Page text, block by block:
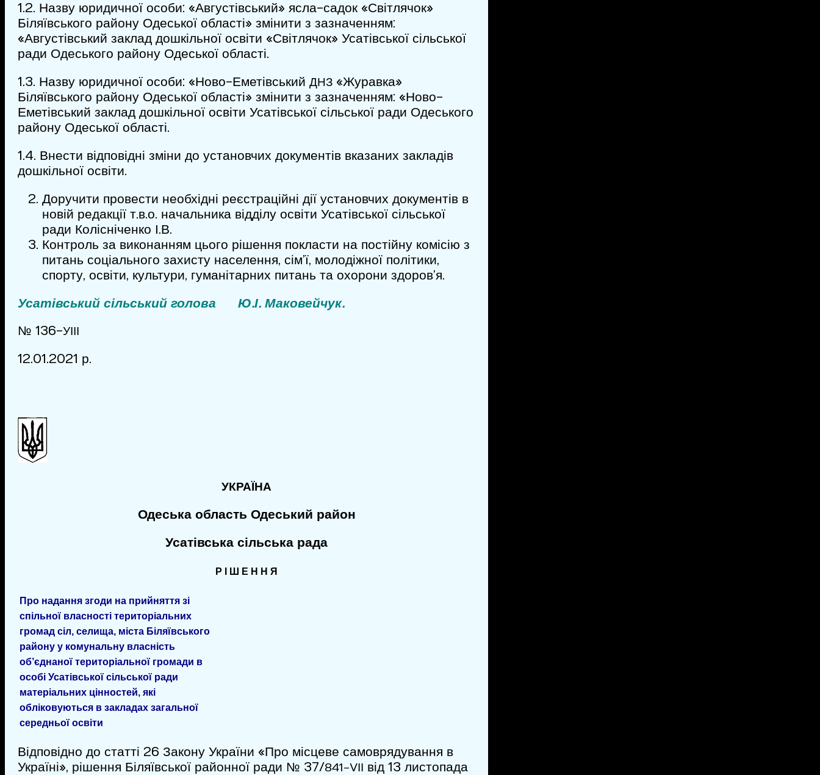
1.2. Назву юридичної особи: «Августівський» ясла-садок «Світлячок»
Біляївського району Одеської області» змінити з зазначенням:
«Августівський заклад дошкільної освіти «Світлячок» Усатівської сільської
ради Одеського району Одеської області.
1.3. Назву юридичної особи: «Ново-Еметівський ДНЗ«Журавка»
Біляївського району Одеської області» змінити з зазначенням: «Ново-
Еметівський заклад дошкільної освіти Усатівської сільської ради Одеського
району Одеської області.
1.4. Внести відповідні зміни до установчих документів вказаних закладів
дошкільної освіти.
Доручити провести необхідні реєстраційні дії установчих документів в
новій редакції т.в.о. начальника відділу освіти Усатівської сільської
ради Колісніченко І.В.
Контроль за виконанням цього рішення покласти на постійну комісію з
питань соціального захисту населення, сім’ї, молодіжної політики,
спорту, освіти, культури, гуманітарних питань та охорони здоров’я.
Усатівський сільський голова Ю.І. Маковейчук.
№ 136-УІІІ
12.01.2021 р.
УКРАЇНА
Одеська область Одеський район
Усатівська сільська рада
Р І Ш Е Н Н Я
Про надання згоди на прийняття зі
спільної власності територіальних
громад сіл, селища, міста Біляївського
району у комунальну власність
об’єднаної територіальної громади в
особі Усатівської сільської ради
матеріальних цінностей, які
обліковуються в закладах загальної
середньої освіти
Відповідно до статті 26 Закону України «Про місцеве самоврядування в
Україні», рішення Біляївської районної ради № 37/841-VІІ від 13 листопада